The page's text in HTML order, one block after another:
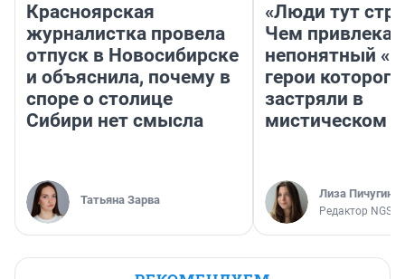
Красноярская
журналистка провела
отпуск в Новосибирске
и объяснила, почему в
споре о столице
Сибири нет смысла
Татьяна Зарва
«Люди тут
Чем
непонятный
герои которого
застряли в
мистическом
Лиза Пичугина
Редактор